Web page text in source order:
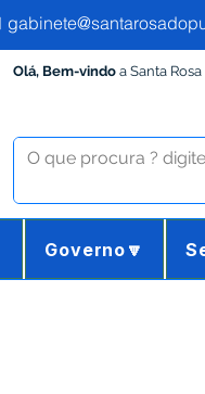
Olá, Bem-vindo a Santa
Governo🔽